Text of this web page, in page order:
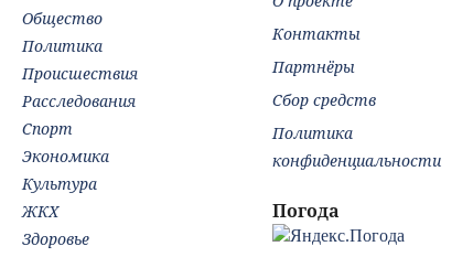
Общество
Политика
Происшествия
Расследования
Спорт
Экономика
Культура
ЖКХ
Здоровье
Контакты
Партнёры
Сбор средств
Политика
конфиденциальности
Погода